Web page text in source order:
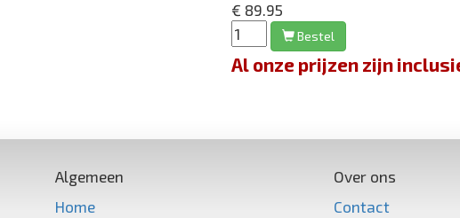
€ 89.95
Bestel
Al onze prijzen zijn
Algemeen
Home
Over ons
Contact